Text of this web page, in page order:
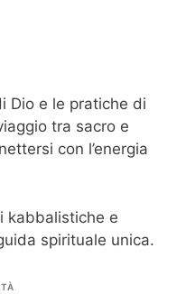
Dio e le pratiche di
tra sacro e
con l’energia
kabbalistiche e
spirituale unica.